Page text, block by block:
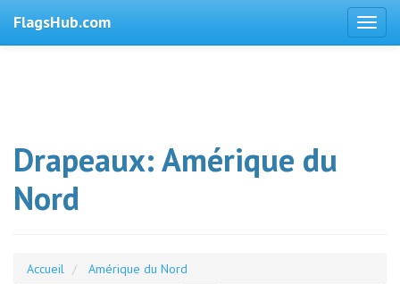
FlagsHub.com
Drapeaux: Amérique du
Nord
Accueil Amérique du Nord